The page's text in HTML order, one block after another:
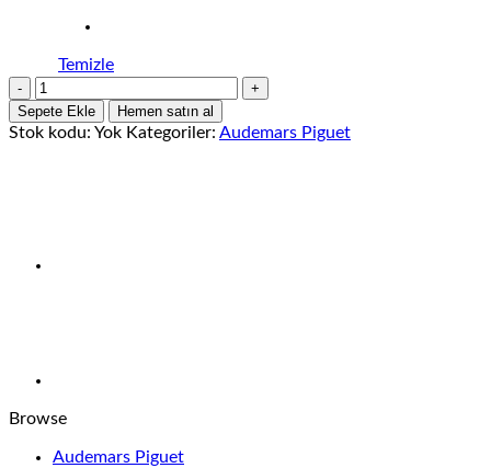
Temizle
Audemars
Piguet
Royal
Sepete Ekle Hemen satın al
Stok kodu: Yok Kategoriler: Audemars Piguet
Browse
Audemars Piguet